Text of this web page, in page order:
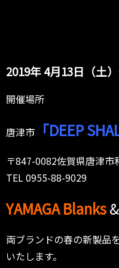
2019年 4月13日（土）
開催場所
唐津市 「DEEP
〒847-0082佐賀県唐津市
TEL 0955-88-9029
YAMAGA Blanks&
両ブランドの春の新製品
いたします。